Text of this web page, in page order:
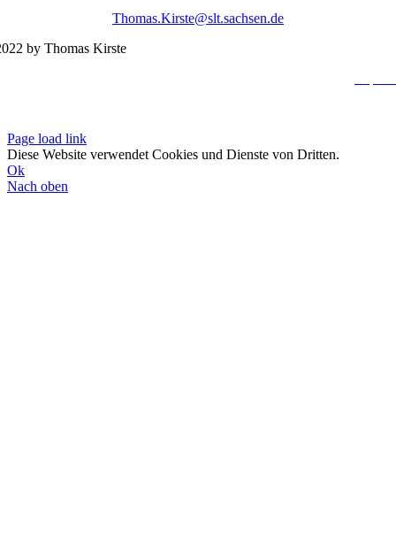
Thomas.Kirste@slt.sachsen.de
by Thomas Kirste
Page load link
Diese Website verwendet Cookies und Dienste von Dritten.
Ok
Nach oben